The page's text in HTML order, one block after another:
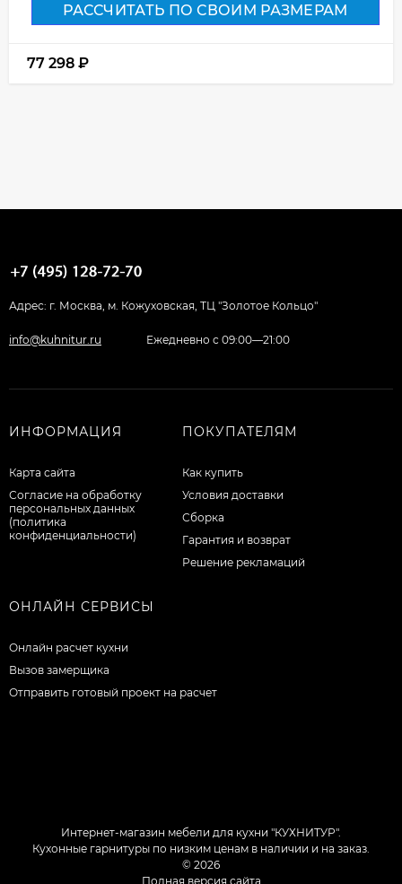
РАССЧИТАТЬ ПО СВОИМ РАЗМЕРАМ
77 298 ₽
Адрес: г. Москва, м. Кожуховская, ТЦ "Золотое Кольцо"
info@kuhnitur.ru Ежедневно с 09:00—21:00
ИНФОРМАЦИЯ
Карта сайта
Согласие на обработку
персональных данных
(политика
конфиденциальности)
ПОКУПАТЕЛЯМ
Как купить
Условия доставки
Сборка
Гарантия и возврат
Решение рекламаций
ОНЛАЙН СЕРВИСЫ
Онлайн расчет кухни
Вызов замерщика
Отправить готовый проект на расчет
Интернет-магазин мебели для кухни "КУХНИТУР".
Кухонные гарнитуры по низким ценам в наличии и на заказ.
© 2026
Полная версия сайта